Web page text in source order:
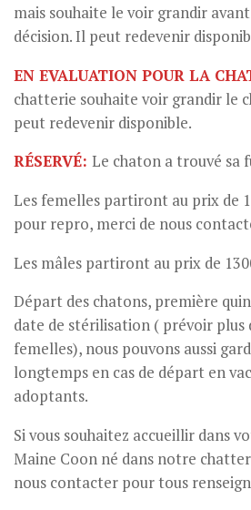
mais souhaite le voir grandir
décision. Il peut redevenir
EN EVALUATION POUR LA
chatterie souhaite voir grandir le
peut redevenir disponible.
RÉSERVÉ: Le chaton a trouvé sa
Les femelles partiront au prix de
pour repro, merci de nous
Les mâles partiront au prix de
Départ des chatons, première
date de stérilisation ( prévoir plus
femelles), nous pouvons aussi
longtemps en cas de départ en
adoptants.
Si vous souhaitez accueillir dans
Maine Coon né dans notre
nous contacter pour tous